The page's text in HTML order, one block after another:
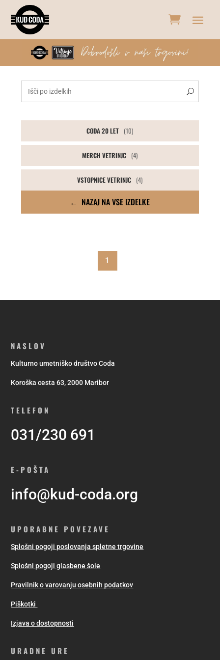
CODA 20 LET (10)
MERCH VETRINJC (4)
VSTOPNICE VETRINJC (4)
← NAZAJ NA VSE IZDELKE
1
NASLOV
Kulturno umetniško društvo Coda
Koroška cesta 63, 2000 Maribor
TELEFON
031/230 691
E-POŠTA
info@kud-coda.org
UPORABNE POVEZAVE
Splošni pogoji poslovanja spletne trgovine
Splošni pogoji glasbene šole
Pravilnik o varovanju osebnih podatkov
Piškotki
Izjava o dostopnosti
URADNE URE